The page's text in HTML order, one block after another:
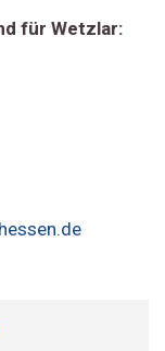
für Wetzlar: